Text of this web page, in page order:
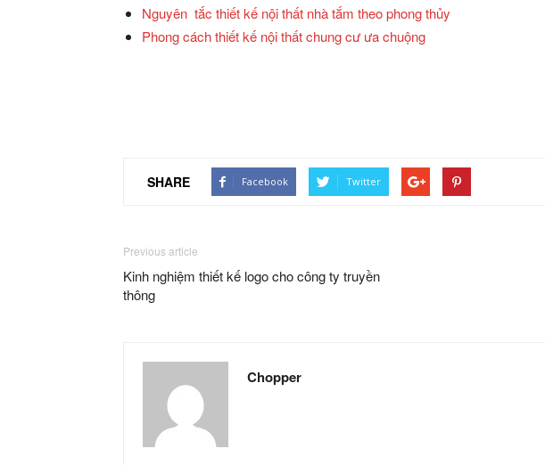
Nguyên tắc thiết kế nội thất nhà tắm theo phong thủy
Phong cách thiết kế nội thất chung cư ưa chuộng
SHARE Facebook Twitter
Previous article
Kinh nghiệm thiết kế logo cho công ty truyền
thông
Chopper